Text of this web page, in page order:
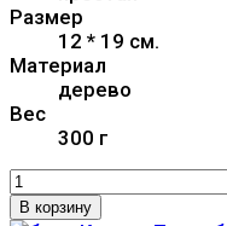
Размер
12 * 19 см.
Материал
дерево
Вес
300 г
В корзину